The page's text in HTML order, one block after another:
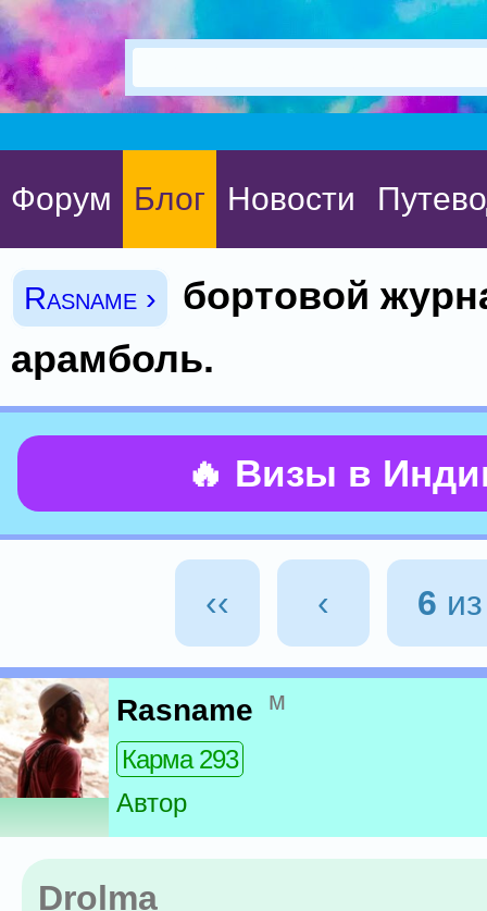
Форум Блог Новости
Rasname ›
бортовой
арамболь.
🔥 Визы в
‹‹ ‹ 6
Rasname м
Карма 293
Автор
Drolma